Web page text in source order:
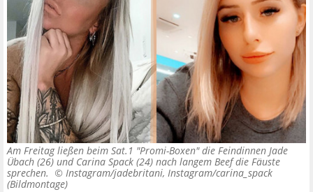
Am Freitag ließen beim Sat.1 "Promi-Boxen" die Feindinnen Jade
Übach (26) und Carina Spack (24) nach langem Beef die Fäuste
sprechen. © Instagram/jadebritani, Instagram/carina_spack
(Bildmontage)